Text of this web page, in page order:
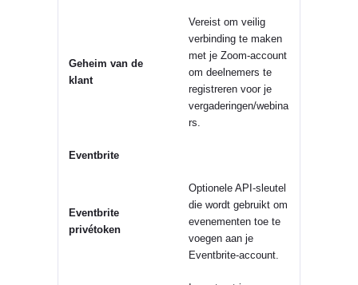
Geheim van de
klant
Vereist om veilig
verbinding te maken
met je Zoom-account
om deelnemers te
registreren voor je
vergaderingen/webina
rs.
Eventbrite
Eventbrite
privétoken
Optionele API-sleutel
die wordt gebruikt om
evenementen toe te
voegen aan je
Eventbrite-account.